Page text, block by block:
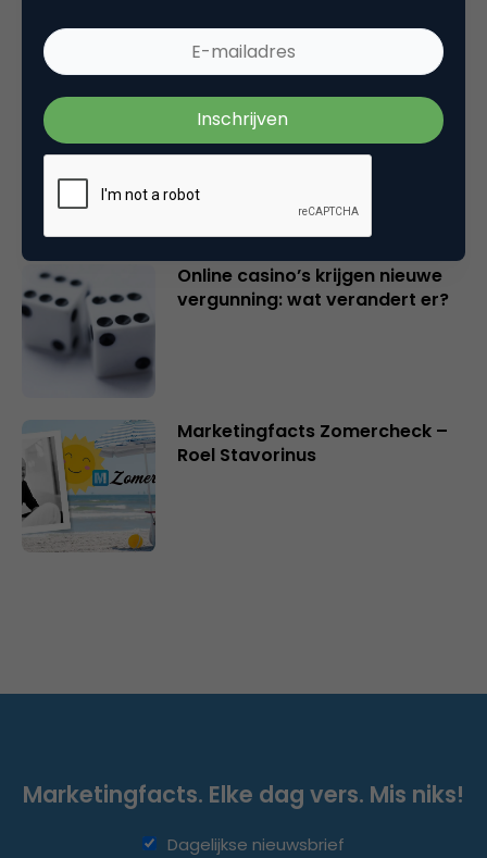
Marketingfacts Zomercheck –
Durk Bosma
Online casino’s krijgen nieuwe
vergunning: wat verandert er?
Marketingfacts Zomercheck –
Roel Stavorinus
Marketingfacts. Elke dag vers. Mis niks!
Dagelijkse nieuwsbrief